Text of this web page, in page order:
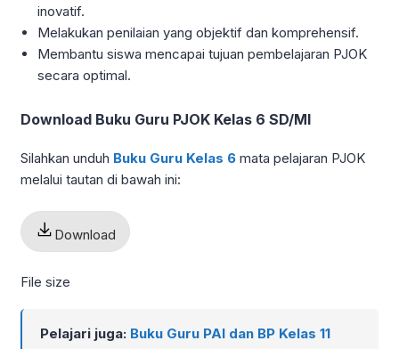
inovatif.
Melakukan penilaian yang objektif dan komprehensif.
Membantu siswa mencapai tujuan pembelajaran PJOK
secara optimal.
Download Buku Guru PJOK Kelas 6 SD/MI
Silahkan unduh Buku Guru Kelas 6 mata pelajaran PJOK
melalui tautan di bawah ini:
Download
File size
Pelajari juga: Buku Guru PAI dan BP Kelas 11